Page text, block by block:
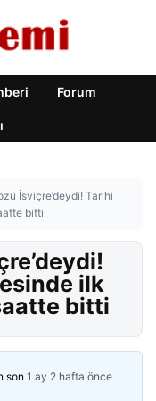
Forum
İsviçre’deydi! Tarihi
bitti
ilk
bitti
son 1 ay 2 hafta önce